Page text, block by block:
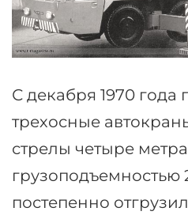
С декабря 1970 года
трехосные
стрелы четыре
грузоподъемностью
постепенно